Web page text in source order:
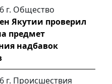
г. Общество
Якутии проверил
предмет
надбавок
г. Происшествия